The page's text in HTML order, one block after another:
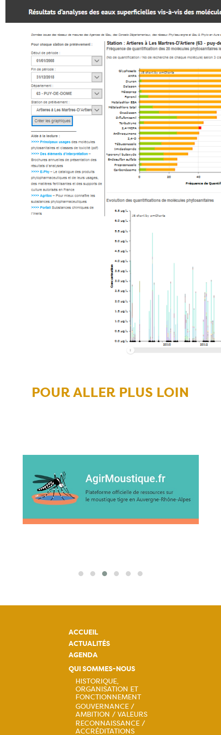
POUR ALLER PLUS LOIN
ACCUEIL
ACTUALITÉS
AGENDA
QUI SOMMES-NOUS
Navigation
principale
HISTORIQUE,
ORGANISATION ET
FONCTIONNEMENT
GOUVERNANCE /
AMBITION / VALEURS
RECONNAISSANCE /
ACCRÉDITATIONS